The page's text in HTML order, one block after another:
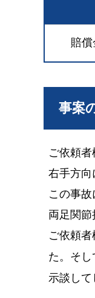
賠
事案
ご依頼
右手方向
この事
両足関節
ご依頼
た。そし
示談して